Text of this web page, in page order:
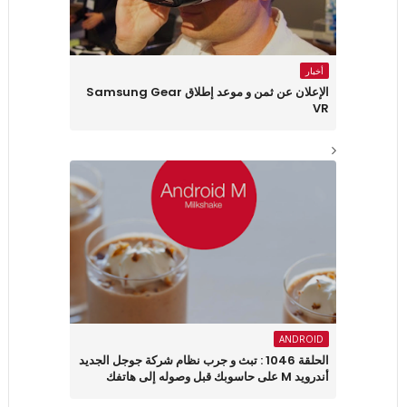
أخبار
الإعلان عن ثمن و موعد إطلاق Samsung Gear
VR
ANDROID
الحلقة 1046 : تبث و جرب نظام شركة جوجل الجديد
أندرويد M على حاسوبك قبل وصوله إلى هاتفك